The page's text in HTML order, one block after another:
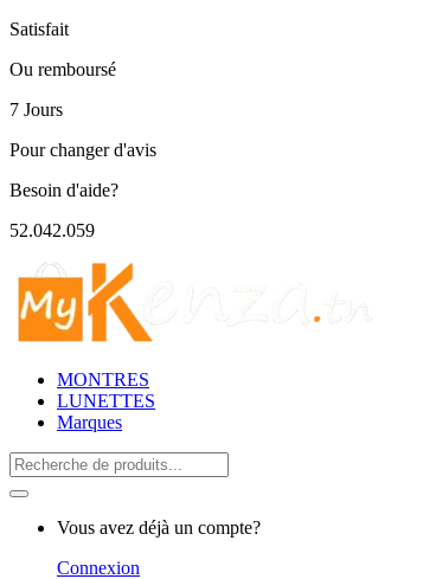
Satisfait
Ou remboursé
7 Jours
Pour changer d'avis
Besoin d'aide?
52.042.059
MONTRES
LUNETTES
Marques
Search
for:
Vous avez déjà un compte?
Connexion